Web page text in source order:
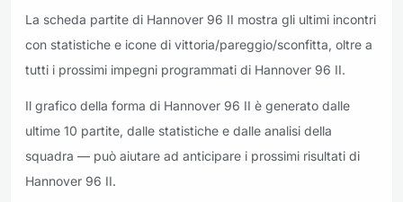
La scheda partite di Hannover 96 II mostra gli ultimi incontri
con statistiche e icone di vittoria/pareggio/sconfitta, oltre a
tutti i prossimi impegni programmati di Hannover 96 II.
Il grafico della forma di Hannover 96 II è generato dalle
ultime 10 partite, dalle statistiche e dalle analisi della
squadra — può aiutare ad anticipare i prossimi risultati di
Hannover 96 II.